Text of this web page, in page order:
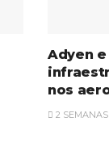
Adyen
nos
2